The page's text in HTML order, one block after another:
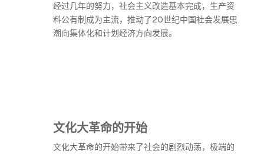
经过几年的努力，社会主义改造基本完成，生产资
料公有制成为主流，推动了20世纪中国社会发展思
潮向集体化和计划经济方向发展。
文化大革命的开始
文化大革命的开始带来了社会的剧烈动荡，极端的